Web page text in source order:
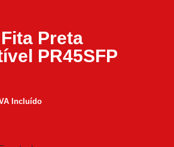
Preta
PR45SFP
Incluído